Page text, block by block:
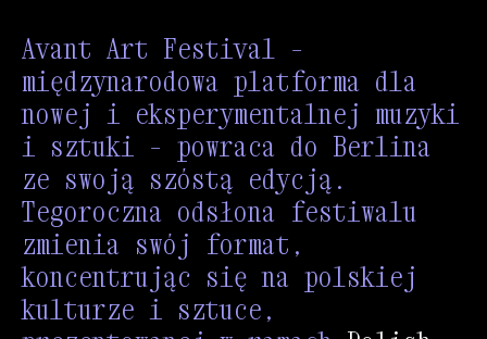
###### # ##### @@#
Avant Art Festival –
międzynarodowa platforma dla
nowej i eksperymentalnej muzyki
i sztuki – powraca do Berlina
ze swoją szóstą edycją.
Tegoroczna odsłona festiwalu
zmienia swój format,
koncentrując się na polskiej
kulturze i sztuce,